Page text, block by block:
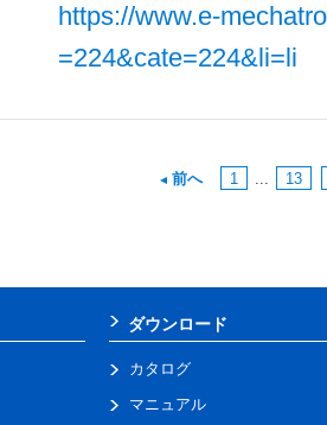
https://www.e-
=224&cate=224&li=li
前へ 1 ... 13
ダウンロード
カタログ
マニュアル